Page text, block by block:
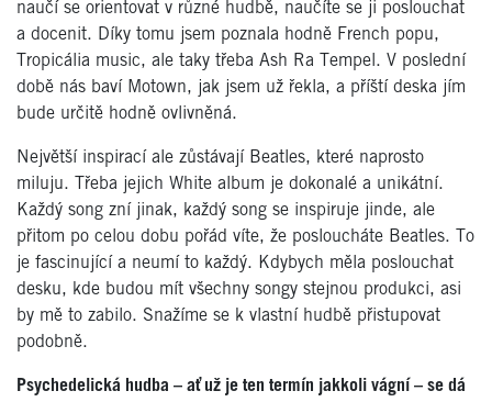
naučí se orientovat v různé hudbě, naučíte se ji poslouchat
a docenit. Díky tomu jsem poznala hodně French popu,
Tropicália music, ale taky třeba Ash Ra Tempel. V poslední
době nás baví Motown, jak jsem už řekla, a příští deska jím
bude určitě hodně ovlivněná.
Největší inspirací ale zůstávají Beatles, které naprosto
miluju. Třeba jejich White album je dokonalé a unikátní.
Každý song zní jinak, každý song se inspiruje jinde, ale
přitom po celou dobu pořád víte, že posloucháte Beatles. To
je fascinující a neumí to každý. Kdybych měla poslouchat
desku, kde budou mít všechny songy stejnou produkci, asi
by mě to zabilo. Snažíme se k vlastní hudbě přistupovat
podobně.
Psychedelická hudba – ať už je ten termín jakkoli vágní – se dá